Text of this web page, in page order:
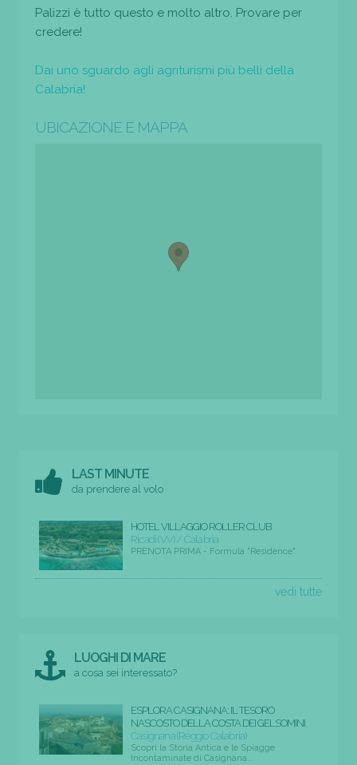
Palizzi è tutto questo e molto altro. Provare per
credere!
Dai uno sguardo agli agriturismi più belli della
Calabria!
UBICAZIONE E MAPPA
LAST MINUTE
da prendere al volo
HOTEL VILLAGGIO ROLLER CLUB
Ricadi (VV) / Calabria
PRENOTA PRIMA - Formula "Residence"
vedi tutte
LUOGHI DI MARE
a cosa sei interessato?
ESPLORA CASIGNANA: IL TESORO
NASCOSTO DELLA COSTA DEI GELSOMINI
Casignana (Reggio Calabria)
Scopri la Storia Antica e le Spiagge
Incontaminate di Casignana...